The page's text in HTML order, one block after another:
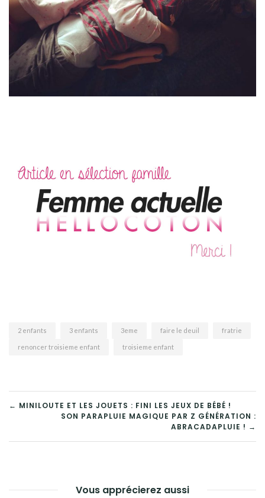
2 enfants 3 enfants 3eme faire le deuil fratrie
renoncer troisieme enfant troisieme enfant
← MINILOUTE ET LES JOUETS : FINI LES JEUX DE BÉBÉ !
SON PARAPLUIE MAGIQUE PAR Z GÉNÉRATION :
ABRACADAPLUIE ! →
Vous apprécierez aussi